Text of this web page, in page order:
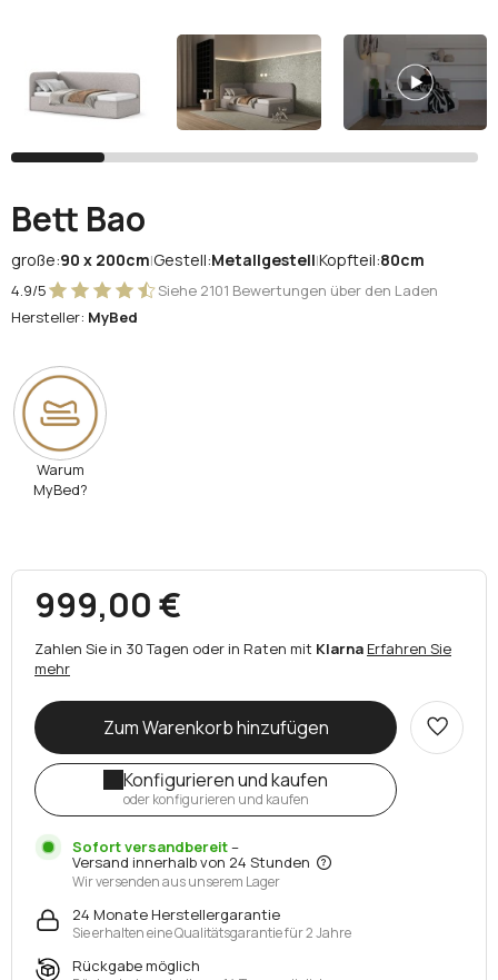
Google
Sie haben noch kein Konto?
Bett Bao
große:90 x 200cm|Gestell:Metallgestell|Kopfteil:80cm
4.9/5
Siehe 2101 Bewertungen über den Laden
Hersteller: MyBed
Warum
MyBed?
999,00 €
Zahlen Sie in 30 Tagen oder in Raten mit Klarna Erfahren Sie
mehr
Zum Warenkorb hinzufügen
Konfigurieren und kaufen
oder konfigurieren und kaufen
Sofort versandbereit–
Versand innerhalb von 24 Stunden
Wir versenden aus unserem Lager
24 Monate Herstellergarantie
Sie erhalten eine Qualitätsgarantie für 2 Jahre
Rückgabe möglich